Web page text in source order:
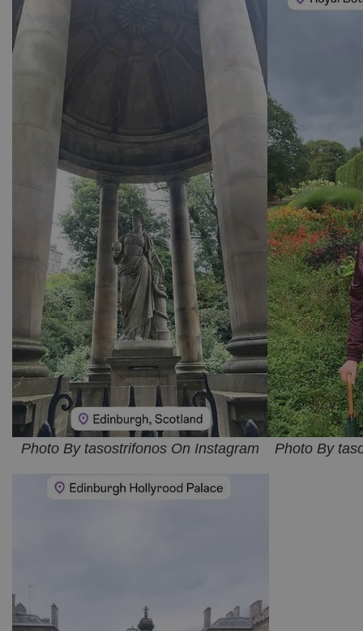
Photo By tasostrifonos On Instagram Photo By